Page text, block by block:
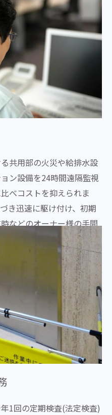
共用部の火災や給排水設
ン設備を24時間遠隔監視
べコストを抑えられま
き迅速に駆け付け、初期
などのオーナー様の手間
します。
1回の定期検査(法定検査)